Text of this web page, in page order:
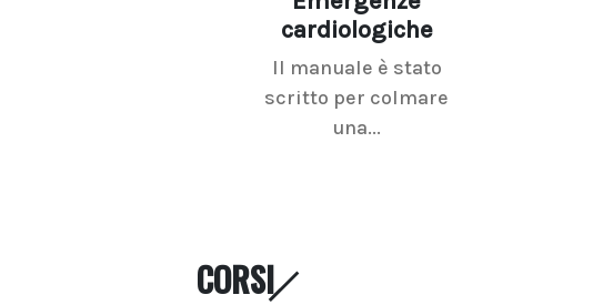
cardiologiche
Il manuale è stato
scritto per colmare
una...
CORSI